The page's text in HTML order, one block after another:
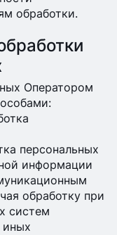
обработки.
Оператором
персональных
информации
обработку при
систем
иных